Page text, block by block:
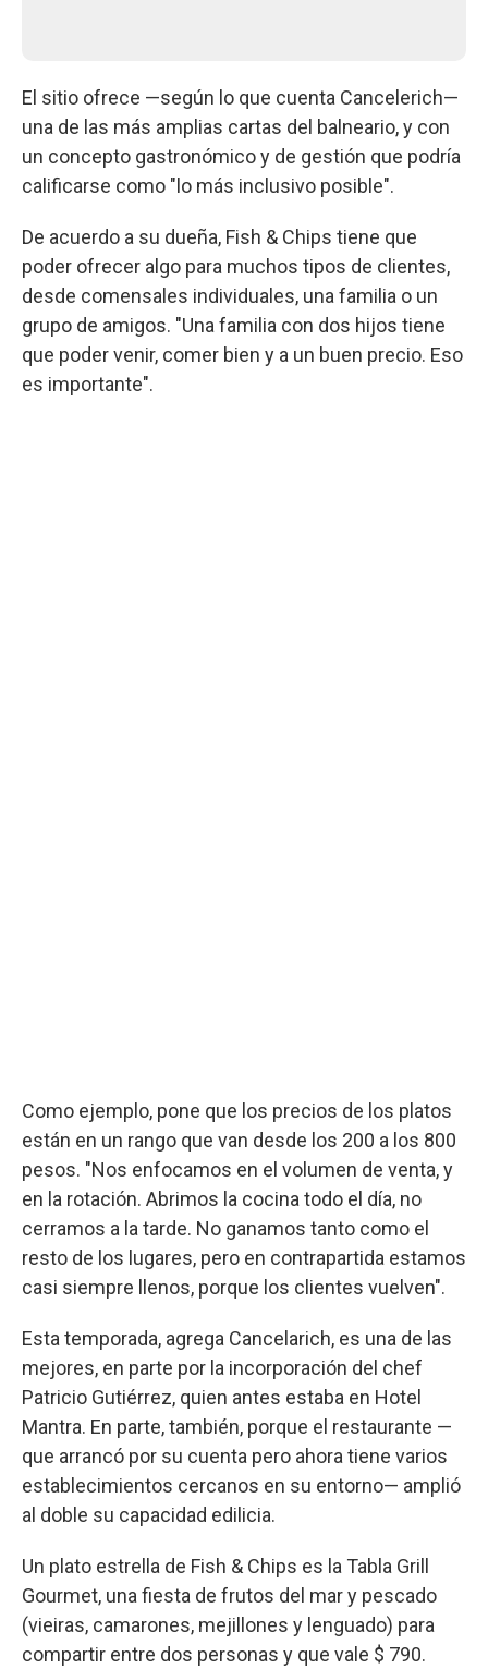
El sitio ofrece —según lo que cuenta Cancelerich—
una de las más amplias cartas del balneario, y con
un concepto gastronómico y de gestión que podría
calificarse como "lo más inclusivo posible".
De acuerdo a su dueña, Fish & Chips tiene que
poder ofrecer algo para muchos tipos de clientes,
desde comensales individuales, una familia o un
grupo de amigos. "Una familia con dos hijos tiene
que poder venir, comer bien y a un buen precio. Eso
es importante".
Como ejemplo, pone que los precios de los platos
están en un rango que van desde los 200 a los 800
pesos. "Nos enfocamos en el volumen de venta, y
en la rotación. Abrimos la cocina todo el día, no
cerramos a la tarde. No ganamos tanto como el
resto de los lugares, pero en contrapartida estamos
casi siempre llenos, porque los clientes vuelven".
Esta temporada, agrega Cancelarich, es una de las
mejores, en parte por la incorporación del chef
Patricio Gutiérrez, quien antes estaba en Hotel
Mantra. En parte, también, porque el restaurante —
que arrancó por su cuenta pero ahora tiene varios
establecimientos cercanos en su entorno— amplió
al doble su capacidad edilicia.
Un plato estrella de Fish & Chips es la Tabla Grill
Gourmet, una fiesta de frutos del mar y pescado
(vieiras, camarones, mejillones y lenguado) para
compartir entre dos personas y que vale $ 790.